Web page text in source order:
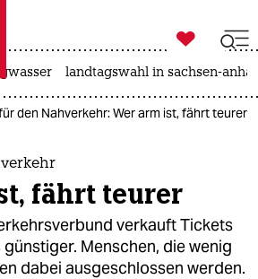
taz zahl ich
zahl ich

taz zahl ich
landtagswahl in sachsen-
den Nahverkehr: Wer arm ist, fährt teurer
fährt teurer
verkauft Tickets
Menschen, die wenig
dabei ausgeschlossen werden.